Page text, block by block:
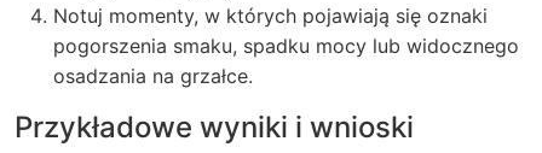
Notuj momenty, w których pojawiają się oznaki
pogorszenia smaku, spadku mocy lub widocznego
osadzania na grzałce.
Przykładowe wyniki i wnioski